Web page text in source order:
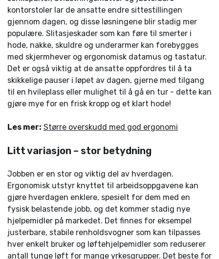
kontorstoler lar de ansatte endre sittestillingen
gjennom dagen, og disse løsningene blir stadig mer
populære. Slitasjeskader som kan føre til smerter i
hode, nakke, skuldre og underarmer kan forebygges
med skjermhever og ergonomisk datamus og tastatur.
Det er også viktig at de ansatte oppfordres til å ta
skikkelige pauser i løpet av dagen, gjerne med tilgang
til en hvileplass eller mulighet til å gå en tur - dette kan
gjøre mye for en frisk kropp og et klart hode!
Les mer: Større overskudd med god ergonomi
Litt variasjon – stor betydning
Jobben er en stor og viktig del av hverdagen.
Ergonomisk utstyr knyttet til arbeidsoppgavene kan
gjøre hverdagen enklere, spesielt for dem med en
fysisk belastende jobb, og det kommer stadig nye
hjelpemidler på markedet. Det finnes for eksempel
justerbare, stabile renholdsvogner som kan tilpasses
hver enkelt bruker og løftehjelpemidler som reduserer
antall tunge løft for mange yrkesgrupper. Det beste for